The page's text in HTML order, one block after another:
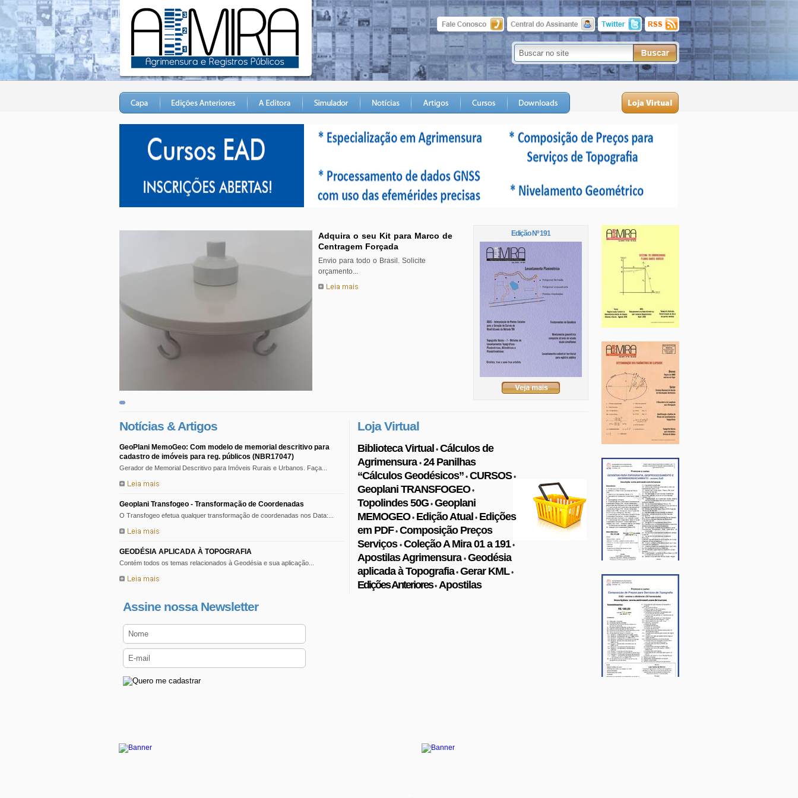
Centragem Forçada
orçamento...
Edição Nº 191
Notícias & Artigos
cadastro de imóveis para reg. públicos (NBR17047)
Gerador de Memorial Descritivo para Imóveis Rurais e Urbanos. Faça...
Geoplani Transfogeo - Transformação de Coordenadas
O Transfogeo efetua qualquer transformação de coordenadas nos Data:...
GEODÉSIA APLICADA À TOPOGRAFIA
Contém todos os temas relacionados à Geodésia e sua aplicação...
Loja Virtual
Biblioteca Virtual •
Agrimensura •
“Cálculos Geodésicos” • CURSOS•
Geoplani TRANSFOGEO•
Topolindes 50G •
MEMOGEO• Edição Atual •
em PDF•
Serviços • Coleção A Mira 01 a 191•
Apostilas Agrimensura •
aplicada à Topografia• Gerar KML•
Edições Anteriores• Apostilas
Assine nossa Newsletter